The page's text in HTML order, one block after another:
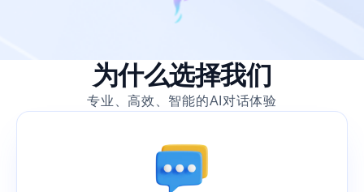
为什么选择我们
专业、高效、智能的AI对话体验